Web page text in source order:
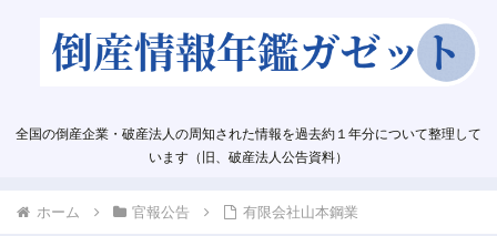
全国の倒産企業・破産法人の周知された情報を過去約１年分について整理して
います（旧、破産法人公告資料）
ホーム 官報公告 有限会社山本鋼業